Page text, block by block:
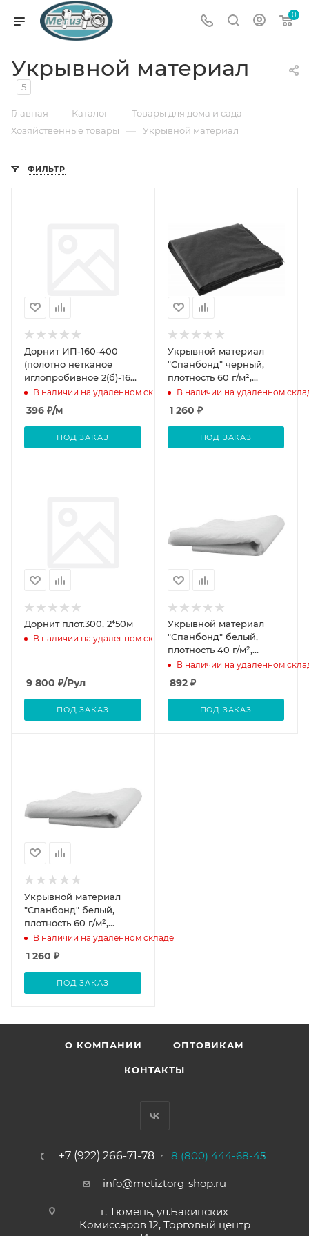
0
Укрывной материал
5
Главная — Каталог — Товары для дома и сада —
Хозяйственные товары — Укрывной материал
ФИЛЬТР
Дорнит ИП-160-400
(полотно нетканое
иглопробивное 2(б)-160-
400, ширина 1,6 м)
(рулон 50м)
В наличии на удаленном складе
396 ₽/м
ПОД ЗАКАЗ
Укрывной материал
"Спанбонд" черный,
плотность 60 г/м²,
10х3,2м, (шт.)
В наличии на удаленном
1 260 ₽
ПОД ЗАКАЗ
Дорнит плот.300, 2*50м
В наличии на удаленном складе
9 800 ₽/Рул
ПОД ЗАКАЗ
Укрывной материал
"Спанбонд" белый,
плотность 40 г/м²,
10х3,2м, (шт.)
В наличии на удаленном
892₽
ПОД ЗАКАЗ
Укрывной материал
"Спанбонд" белый,
плотность 60 г/м²,
10х3,2м, (шт.)
В наличии на удаленном складе
1 260 ₽
ПОД ЗАКАЗ
О КОМПАНИИ ОПТОВИКАМ
КОНТАКТЫ
+7 (922) 266-71-78 8 (800) 444-68-45
info@metiztorg-shop.ru
г. Тюмень, ул.Бакинских
Комиссаров 12, Торговый центр